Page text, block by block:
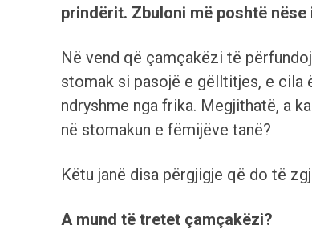
prindërit. Zbuloni më poshtë
Në vend që çamçakëzi të
stomak si pasojë e gëlltitjes, e cila
ndryshme nga frika. Megjithatë, a
në stomakun e fëmijëve tanë?
Këtu janë disa përgjigje që do të
A mund të tretet çamçakëzi?